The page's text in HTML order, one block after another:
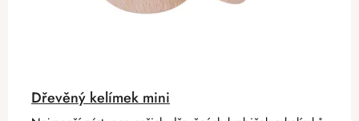
Dřevěný kelímek mini